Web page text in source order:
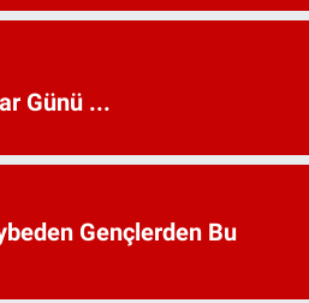
Günü ...
Gençlerden Bu